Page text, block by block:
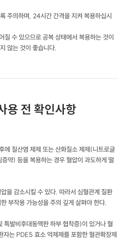
주의하며, 24시간 간격을 지켜 복용하십시
질 수 있으므로 공복 상태에서 복용하는 것이
않는 것이 좋습니다.
용 전 확인사항
에 질산염 제제 또는 산화질소 제제(니트로글
약) 등을 복용하는 경우 혈압이 과도하게 떨
을 감소시킬 수 있다. 따라서 심혈관계 질환
부작용 가능성을 주의 깊게 살펴야 한다.
특발비후대동맥판 하부 협착증)이 있거나 혈
자는 PDE5 효소 억제제를 포함한 혈관확장제